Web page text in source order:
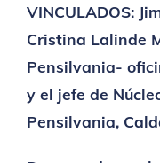
VINCULADOS:
Cristina Lalinde
Pensilvania-
y el jefe de
Pensilvania,